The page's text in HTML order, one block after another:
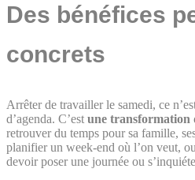
Des bénéfices
concrets
Arrêter de travailler le samedi, ce
d’agenda. C’est une transformation
retrouver du temps pour sa famille,
planifier un week-end où l’on veut,
devoir poser une journée ou